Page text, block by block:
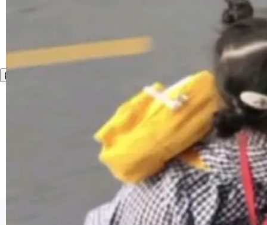
整性保护。效果是：吞吐量提升 41%，每 token
成本降低 30%，精度不变。 FP8 省的不仅是显
存 KV cache 是推理时最吃显...
让语音识别不再只是听清，而是真正听懂。通过
先理解你的语境和意图，再把准确的文字直接给
到你。从“逐字转写、单点优化”演进为“理解语
境、兼容场景、一键直出”。 Hy ASR 3.0 previe
w 不要求标准普通话，方言识别覆盖粤语、吴语
等 10 大方言片区和 20 余个二级小片区。在开
源评测集中，Hy ASR 3.0 preview 在多语种的
©OSCHINA(OSChina.NET) 京ICP备2025119063号